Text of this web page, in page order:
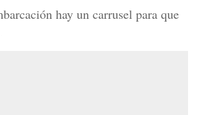
hay un carrusel para que